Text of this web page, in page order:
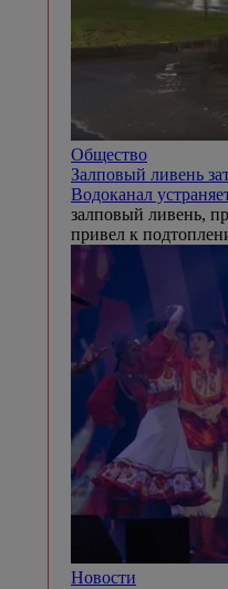
Общество
Залповый ливень
Водоканал
залповый ливень,
привел к
Новости